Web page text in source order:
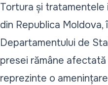
Tortura și tratamentele
din Republica
Departamentului de
presei rămâne
reprezinte o